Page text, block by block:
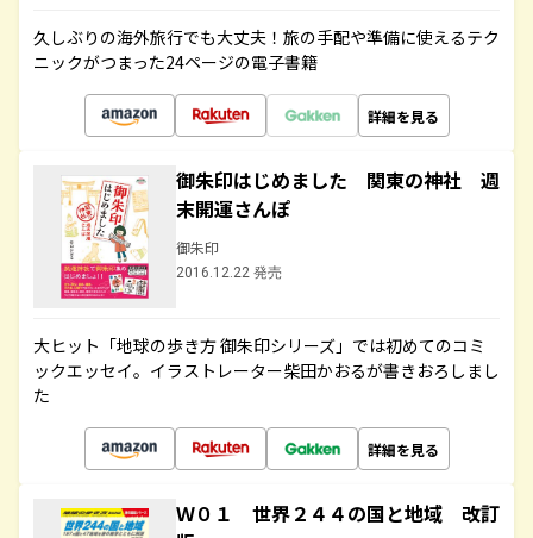
久しぶりの海外旅行でも大丈夫！旅の手配や準備に使えるテク
ニックがつまった24ページの電子書籍
詳細を見る
御朱印はじめました 関東の神社 週
末開運さんぽ
御朱印
2016.12.22 発売
大ヒット「地球の歩き方 御朱印シリーズ」では初めてのコミ
ックエッセイ。イラストレーター柴田かおるが書きおろしまし
た
詳細を見る
Ｗ０１ 世界２４４の国と地域 改訂